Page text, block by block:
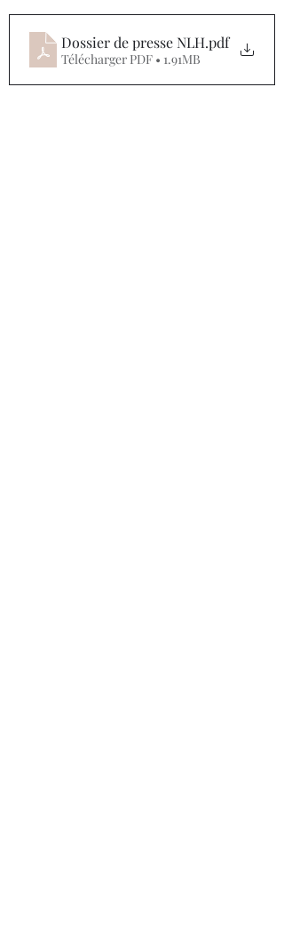
Dossier de presse NLH.pdf
Télécharger PDF • 1.91MB